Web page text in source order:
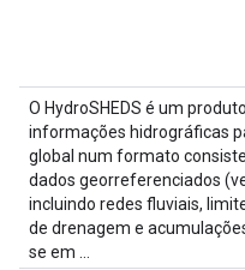
O HydroSHEDS é um
informações hidrográficas
global num formato
dados georreferenciados
incluindo redes fluviais,
de drenagem e
se em …